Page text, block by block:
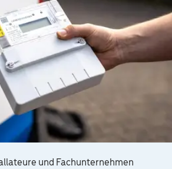
und Fachunternehmen